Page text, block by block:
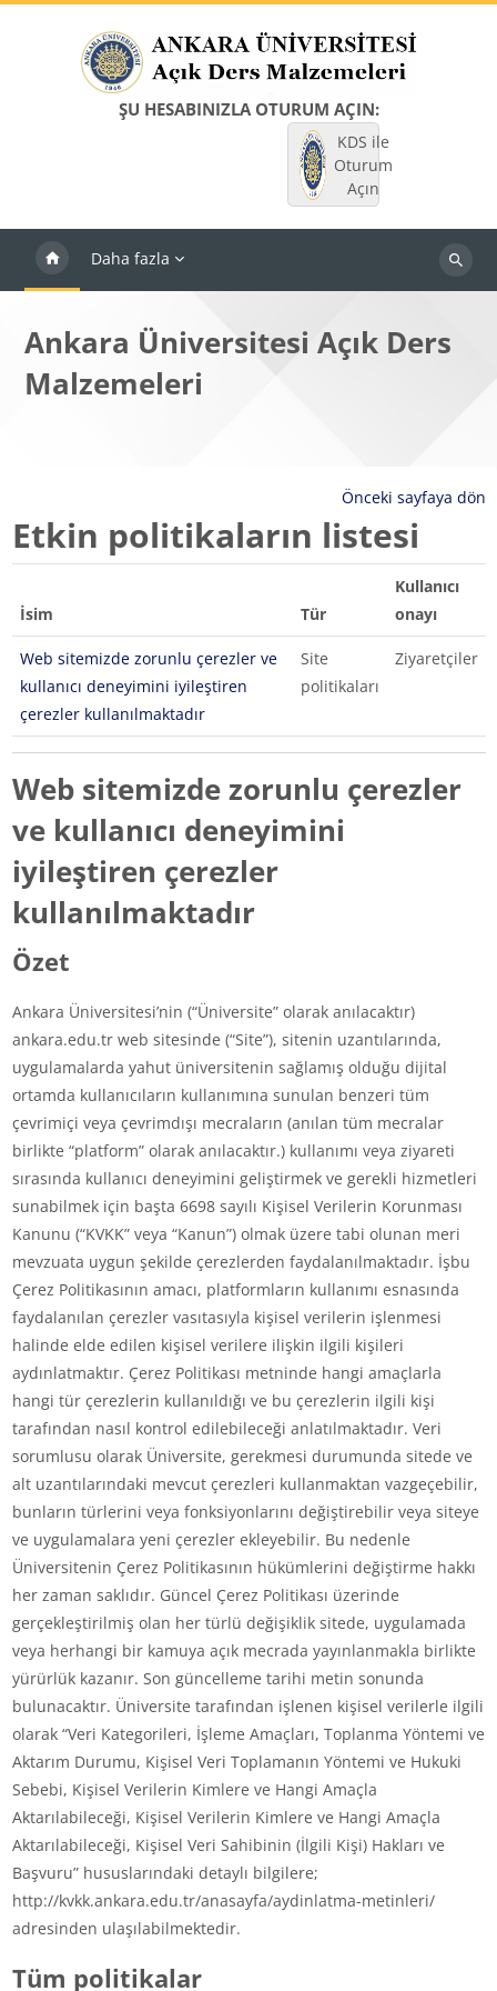
ŞU HESABINIZLA OTURUM AÇIN:
KDS ile
Oturum
Açın
Daha fazla
Dersleri
Ankara Üniversitesi Açık Ders
Malzemeleri
Önceki sayfaya dön
Etkin politikaların listesi
İsim Tür
Kullanıcı
onayı
Web sitemizde zorunlu çerezler ve
kullanıcı deneyimini iyileştiren
çerezler kullanılmaktadır
Site
politikaları
Ziyaretçiler
Web sitemizde zorunlu çerezler
ve kullanıcı deneyimini
iyileştiren çerezler
kullanılmaktadır
Özet
Ankara Üniversitesi’nin (“Üniversite” olarak anılacaktır)
ankara.edu.tr web sitesinde (“Site”), sitenin uzantılarında,
uygulamalarda yahut üniversitenin sağlamış olduğu dijital
ortamda kullanıcıların kullanımına sunulan benzeri tüm
çevrimiçi veya çevrimdışı mecraların (anılan tüm mecralar
birlikte “platform” olarak anılacaktır.) kullanımı veya ziyareti
sırasında kullanıcı deneyimini geliştirmek ve gerekli hizmetleri
sunabilmek için başta 6698 sayılı Kişisel Verilerin Korunması
Kanunu (“KVKK” veya “Kanun”) olmak üzere tabi olunan meri
mevzuata uygun şekilde çerezlerden faydalanılmaktadır. İşbu
Çerez Politikasının amacı, platformların kullanımı esnasında
faydalanılan çerezler vasıtasıyla kişisel verilerin işlenmesi
halinde elde edilen kişisel verilere ilişkin ilgili kişileri
aydınlatmaktır. Çerez Politikası metninde hangi amaçlarla
hangi tür çerezlerin kullanıldığı ve bu çerezlerin ilgili kişi
tarafından nasıl kontrol edilebileceği anlatılmaktadır. Veri
sorumlusu olarak Üniversite, gerekmesi durumunda sitede ve
alt uzantılarındaki mevcut çerezleri kullanmaktan vazgeçebilir,
bunların türlerini veya fonksiyonlarını değiştirebilir veya siteye
ve uygulamalara yeni çerezler ekleyebilir. Bu nedenle
Üniversitenin Çerez Politikasının hükümlerini değiştirme hakkı
her zaman saklıdır. Güncel Çerez Politikası üzerinde
gerçekleştirilmiş olan her türlü değişiklik sitede, uygulamada
veya herhangi bir kamuya açık mecrada yayınlanmakla birlikte
yürürlük kazanır. Son güncelleme tarihi metin sonunda
bulunacaktır. Üniversite tarafından işlenen kişisel verilerle ilgili
olarak “Veri Kategorileri, İşleme Amaçları, Toplanma Yöntemi ve
Aktarım Durumu, Kişisel Veri Toplamanın Yöntemi ve Hukuki
Sebebi, Kişisel Verilerin Kimlere ve Hangi Amaçla
Aktarılabileceği, Kişisel Verilerin Kimlere ve Hangi Amaçla
Aktarılabileceği, Kişisel Veri Sahibinin (İlgili Kişi) Hakları ve
Başvuru” hususlarındaki detaylı bilgilere;
http://kvkk.ankara.edu.tr/anasayfa/aydinlatma-metinleri/
adresinden ulaşılabilmektedir.
Tüm politikalar